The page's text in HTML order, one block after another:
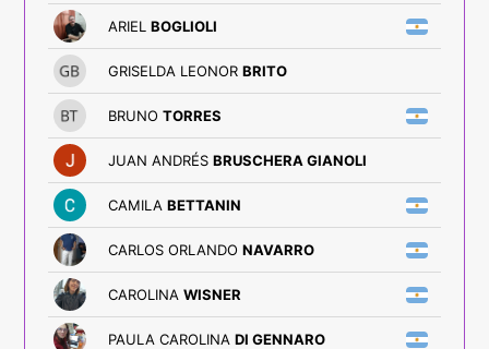
ARIEL BOGLIOLI
GRISELDA LEONOR BRITO
BRUNO TORRES
JUAN ANDRÉS BRUSCHERA GIANOLI
CAMILA BETTANIN
CARLOS ORLANDO NAVARRO
CAROLINA WISNER
PAULA CAROLINA DI GENNARO